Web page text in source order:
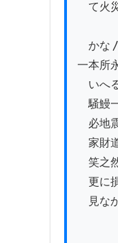
て火
かな
一本所
いへ
騒鰻
必地
家財
笑之
更に
見な